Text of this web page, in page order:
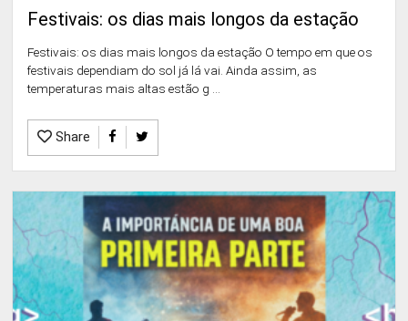
Festivais: os dias mais longos da estação
Festivais: os dias mais longos da estação O tempo em que os
festivais dependiam do sol já lá vai. Ainda assim, as
temperaturas mais altas estão g ...
Share